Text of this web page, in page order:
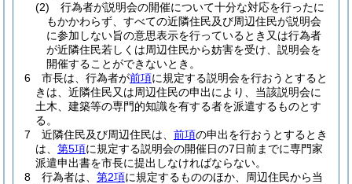
(2)
行為者が説明会の開催について十分な対応を行ったに
もかかわらず、すべての近隣住民及び周辺住民が説明会
に参加しない旨の意思表示を行っているとき又は行為者
が近隣住民若しくは周辺住民から妨害を受け、説明会を
開催することができないとき。
6
市長は、行為者が前項に規定する説明会を行おうとすると
きは、近隣住民又は周辺住民の申出により、当該説明会に
土木、建築等の専門的知識を有する者を派遣するものとす
る。
7
近隣住民及び周辺住民は、 前項の申出を行おうとするとき
は、 第5項に規定する説明会の開催日の7日前までに専門家
派遣申出書を市長に提出しなければならない。
8
行為者は、 第2項に規定するもののほか、周辺住民から当